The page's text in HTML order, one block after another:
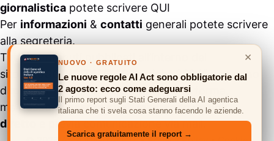
giornalistica potete scrivere QUI
Per informazioni & contatti generali potete scrivere
alla segreteria.
Tutti i contenuti pubblicati all’interno del
sito #ASSODIGITALE.“Copyright 2024” non sono
duplicabili e/o riproducibili in nessuna forma,
ma possono essere citati inserendo un link
diretto
e previa comunicazione viamail.
×
NUOVO · GRATUITO
Le nuove regole AI Act sono obbligatorie dal
2 agosto: ecco come adeguarsi
Il primo report sugli Stati Generali della AI agentica
italiana che ti svela cosa stanno facendo le aziende.
Scarica gratuitamente il report →